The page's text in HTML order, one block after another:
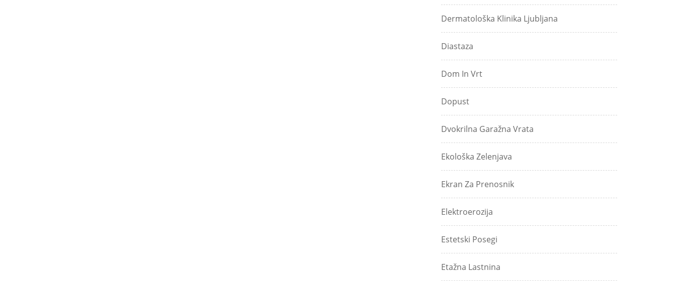
Dermatološka Klinika Ljubljana
Diastaza
Dom In Vrt
Dopust
Dvokrilna Garažna Vrata
Ekološka Zelenjava
Ekran Za Prenosnik
Elektroerozija
Estetski Posegi
Etažna Lastnina